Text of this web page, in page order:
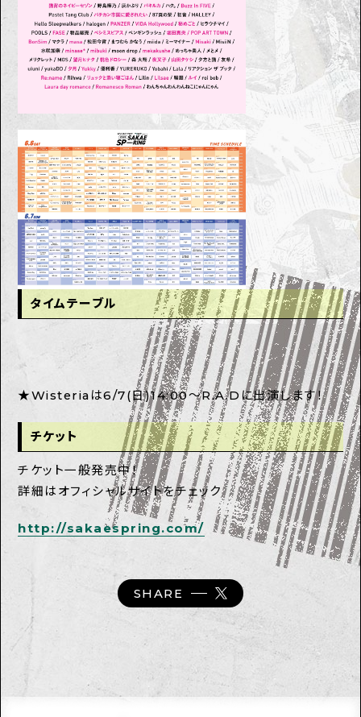
タイムテーブル
★Wisteriaは6/7(日)14:00～R.A.Dに出演します！
チケット
チケット一般発売中！
詳細はオフィシャルサイトをチェック
http://sakaespring.com/
SHARE